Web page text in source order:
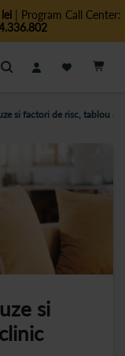
| Program Call Center:
Cautare
si factori de risc, tablou
si